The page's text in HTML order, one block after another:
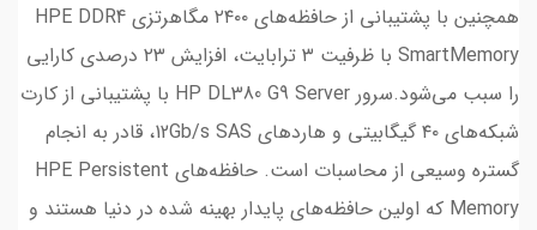
همچنین با پشتیبانی از حافظه‌های ۲۴۰۰ مگاهرتزی HPE DDR4
SmartMemory با ظرفیت ۳ ترابایت، افزایش ۲۳ درصدی کارایی
را سبب می‌شود.سرور HP DL380 G9 Server با پشتیبانی از کارت
شبکه‌های ۴۰ گیگابیتی و هاردهای 12Gb/s SAS، قادر به انجام
گستره وسیعی از محاسبات است. حافظه‌های HPE Persistent
Memory که اولین حافظه‌های پایدار بهینه شده در دنیا هستند و